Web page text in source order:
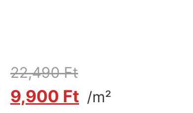
22,490Ft
9,900 Ft /m²